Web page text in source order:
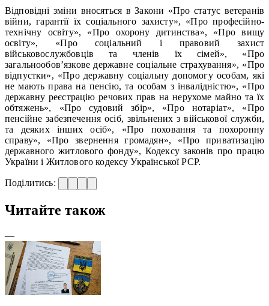
Відповідні зміни вносяться в Закони «Про статус ветеранів
війни, гарантії їх соціального захисту», «Про професійно-
технічну освіту», «Про охорону дитинства», «Про вищу
освіту», «Про соціальний і правовий захист
військовослужбовців та членів їх сімей», «Про
загальнообов’язкове державне соціальне страхування», «Про
відпустки», «Про державну соціальну допомогу особам, які
не мають права на пенсію, та особам з інвалідністю», «Про
державну реєстрацію речових прав на нерухоме майно та їх
обтяжень», «Про судовий збір», «Про нотаріат», «Про
пенсійне забезпечення осіб, звільнених з військової служби,
та деяких інших осіб», «Про поховання та похоронну
справу», «Про звернення громадян», «Про приватизацію
державного житлового фонду», Кодексу законів про працю
України і Житлового кодексу Української РСР.
Поділитись:
Читайте також
—